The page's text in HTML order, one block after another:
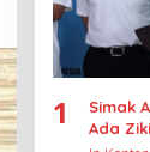
1
Simak
Ada